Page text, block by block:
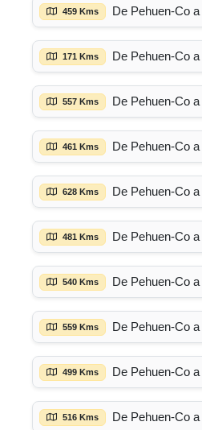
459 Kms De Pehuen-Co a
171 Kms De Pehuen-Co a
557 Kms De Pehuen-Co a
461 Kms De Pehuen-Co a
628 Kms De Pehuen-Co a
481 Kms De Pehuen-Co a
540 Kms De Pehuen-Co a
559 Kms De Pehuen-Co a
499 Kms De Pehuen-Co a
516 Kms De Pehuen-Co a